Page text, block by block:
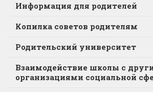
Информация для родителей
Копилка советов родителям
Родительский университет
Взаимодействие школы с
организациями социальной